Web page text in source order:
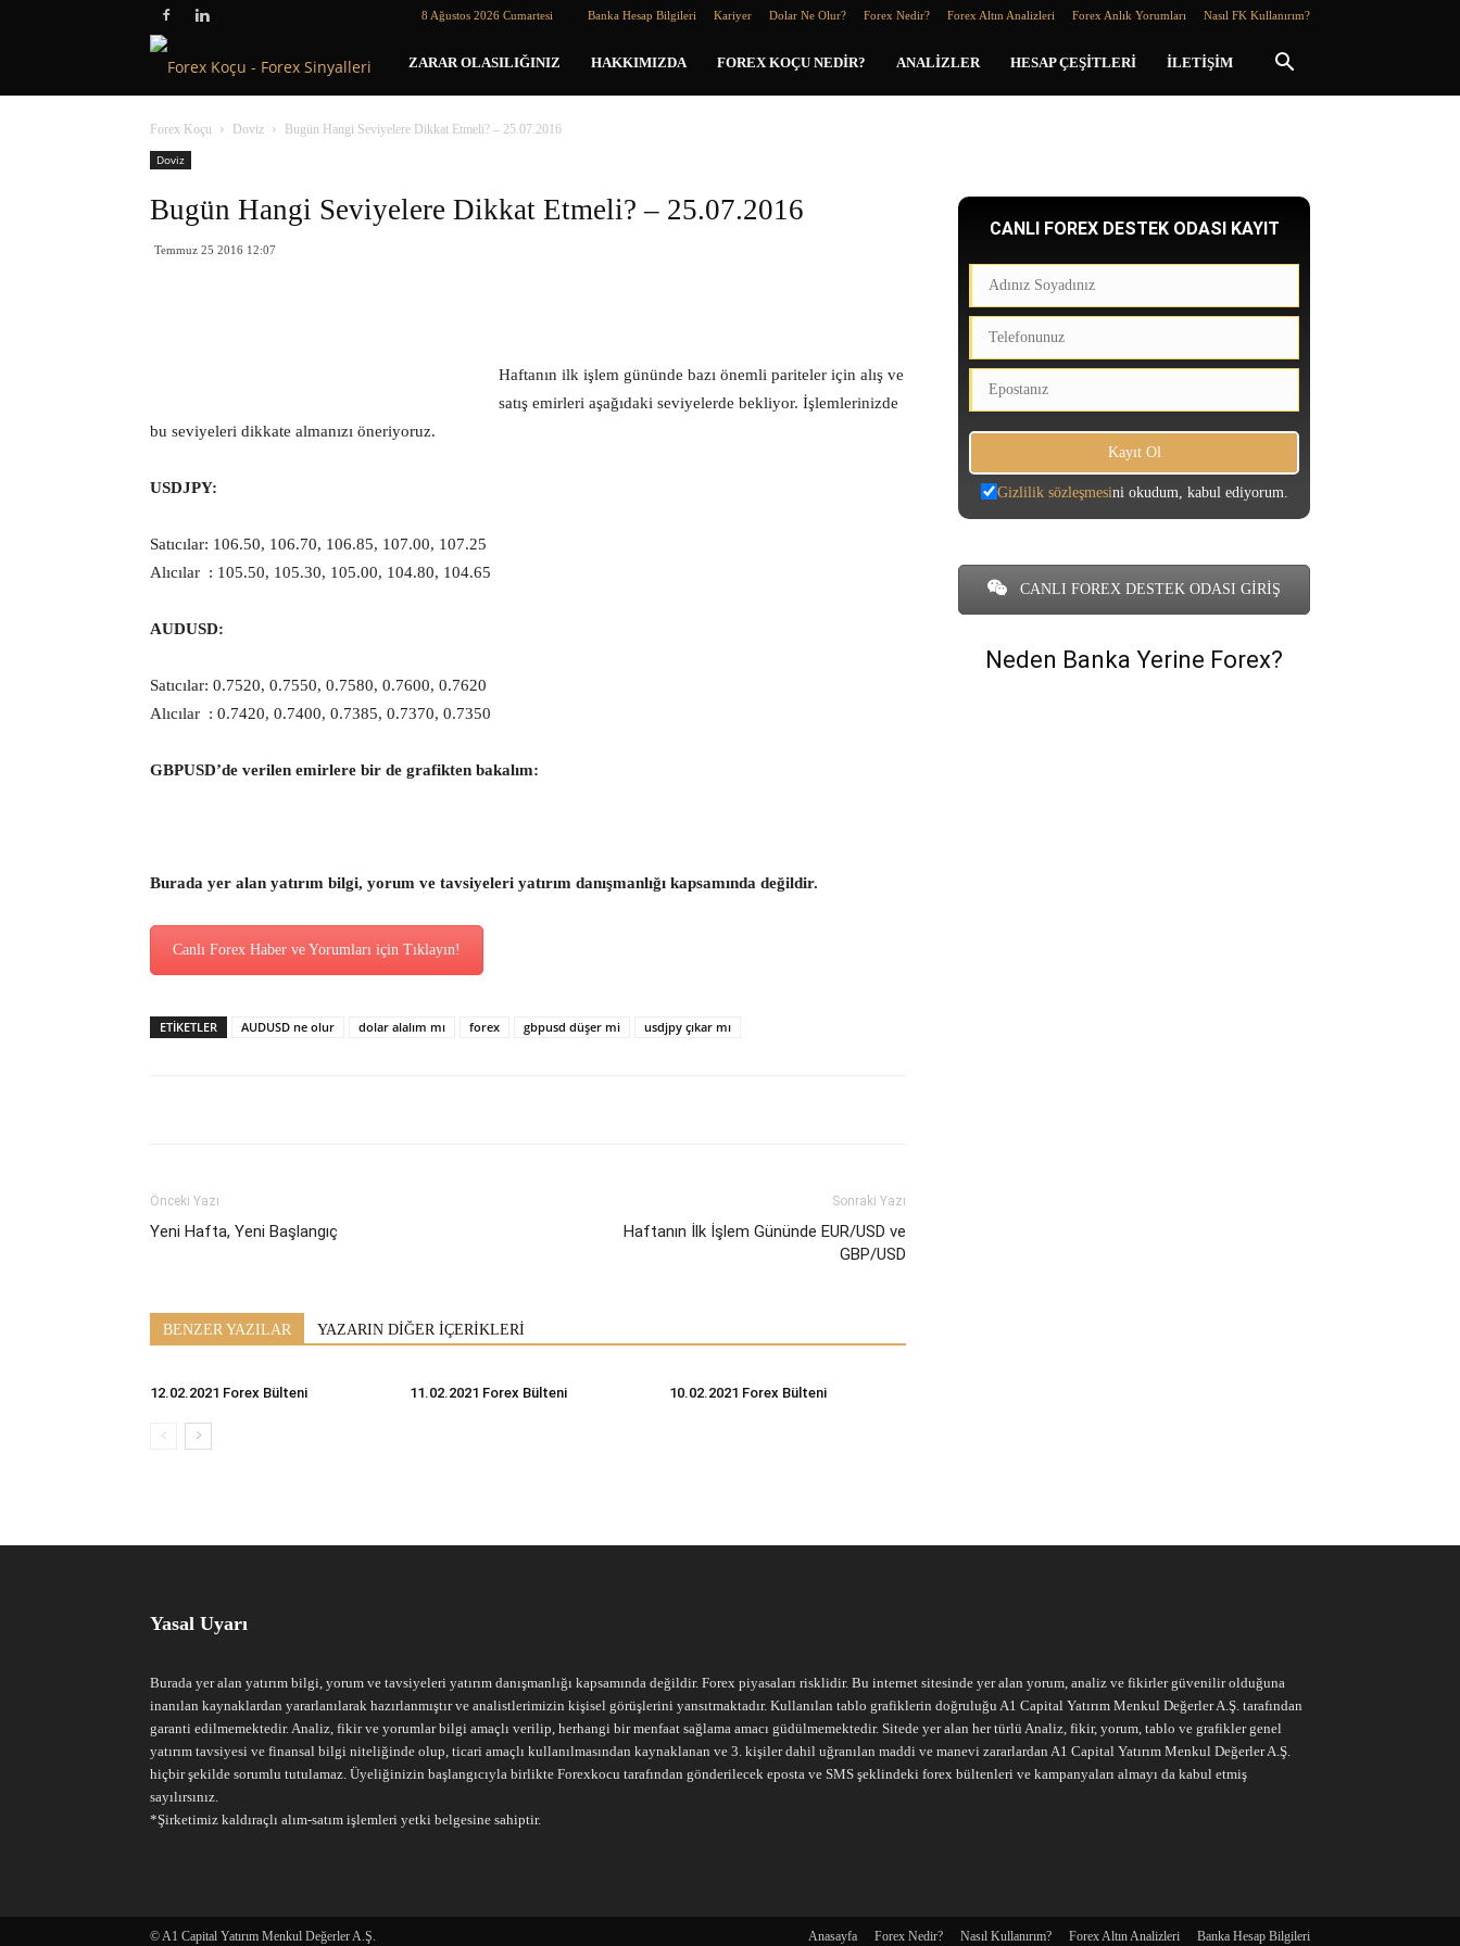
8 Ağustos 2026 Cumartesi Banka Hesap Bilgileri Kariyer Dolar Ne Olur? Forex Nedir? Forex Altın Analizleri Forex Anlık Yorumları Nasıl FK Kullanırım?
Forex
Koçu
ZARAR OLASILIĞINIZ HAKKIMIZDA FOREX KOÇU NEDIR? ANALIZLER HESAP ÇEŞITLERI İLETIŞIM
Forex Koçu Doviz
Bugün Hangi Seviyelere Dikkat Etmeli? – 25.07.2016
Doviz
Bugün Hangi Seviyelere Dikkat Etmeli? – 25.07.2016
Temmuz 25 2016 12:07
Haftanın ilk işlem gününde bazı önemli pariteler için alış ve
satış emirleri aşağıdaki seviyelerde bekliyor. İşlemlerinizde
bu seviyeleri dikkate almanızı öneriyoruz.
USDJPY:
Satıcılar: 106.50, 106.70, 106.85, 107.00, 107.25
Alıcılar : 105.50, 105.30, 105.00, 104.80, 104.65
AUDUSD:
Satıcılar: 0.7520, 0.7550, 0.7580, 0.7600, 0.7620
Alıcılar : 0.7420, 0.7400, 0.7385, 0.7370, 0.7350
GBPUSD’de verilen emirlere bir de grafikten bakalım:
Burada yer alan yatırım bilgi, yorum ve tavsiyeleri yatırım danışmanlığı kapsamında değildir.
Canlı Forex Haber ve Yorumları için Tıklayın!
ETİKETLER AUDUSD ne olur dolar alalım mı forex gbpusd düşer mi usdjpy çıkar mı
Önceki Yazı
Yeni Hafta, Yeni Başlangıç
Sonraki Yazı
Haftanın İlk İşlem Gününde EUR/USD ve
GBP/USD
BENZER YAZILAR YAZARIN DİĞER İÇERİKLERİ
12.02.2021 Forex Bülteni 11.02.2021 Forex Bülteni 10.02.2021 Forex Bülteni
CANLI FOREX DESTEK ODASI KAYIT
Gizlilik sözleşmesini okudum, kabul ediyorum.
CANLI FOREX DESTEK ODASI GİRİŞ
Neden Banka Yerine Forex?
Yasal Uyarı
Burada yer alan yatırım bilgi, yorum ve tavsiyeleri yatırım danışmanlığı kapsamında değildir. Forex piyasaları risklidir. Bu internet sitesinde yer alan yorum, analiz ve fikirler güvenilir olduğuna
inanılan kaynaklardan yararlanılarak hazırlanmıştır ve analistlerimizin kişisel görüşlerini yansıtmaktadır. Kullanılan tablo grafiklerin doğruluğu A1 Capital Yatırım Menkul Değerler A.Ş. tarafından
garanti edilmemektedir. Analiz, fikir ve yorumlar bilgi amaçlı verilip, herhangi bir menfaat sağlama amacı güdülmemektedir. Sitede yer alan her türlü Analiz, fikir, yorum, tablo ve grafikler genel
yatırım tavsiyesi ve finansal bilgi niteliğinde olup, ticari amaçlı kullanılmasından kaynaklanan ve 3. kişiler dahil uğranılan maddi ve manevi zararlardan A1 Capital Yatırım Menkul Değerler A.Ş.
hiçbir şekilde sorumlu tutulamaz. Üyeliğinizin başlangıcıyla birlikte Forexkocu tarafından gönderilecek eposta ve SMS şeklindeki forex bültenleri ve kampanyaları almayı da kabul etmiş
sayılırsınız.
*Şirketimiz kaldıraçlı alım-satım işlemleri yetki belgesine sahiptir.
Anasayfa Forex Nedir? Nasıl Kullanırım? Forex Altın Analizleri Banka Hesap Bilgileri
© A1 Capital Yatırım Menkul Değerler A.Ş.